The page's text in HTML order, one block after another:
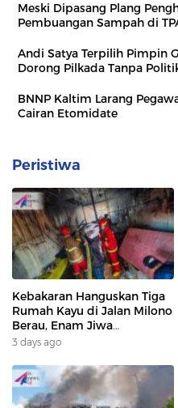
Meski Dipasang Plang
Pembuangan Sampah di
Andi Satya Terpilih Pimpin
Dorong Pilkada Tanpa
BNNP Kaltim Larang
Cairan Etomidate
Peristiwa
Kebakaran Hanguskan Tiga
Rumah Kayu di Jalan Milono
Berau, Enam Jiwa
Terdampak
3 days ago